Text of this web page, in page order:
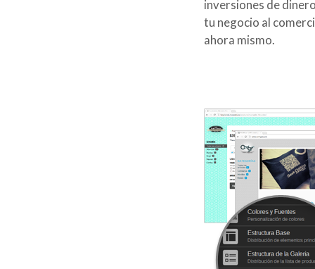
inversiones de
tu negocio al
ahora mismo.